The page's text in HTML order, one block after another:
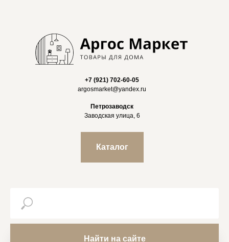
+7 (921) 702-60-05
argosmarket@yandex.ru
Петрозаводск
Заводская улица, 6
Каталог
Найти на сайте